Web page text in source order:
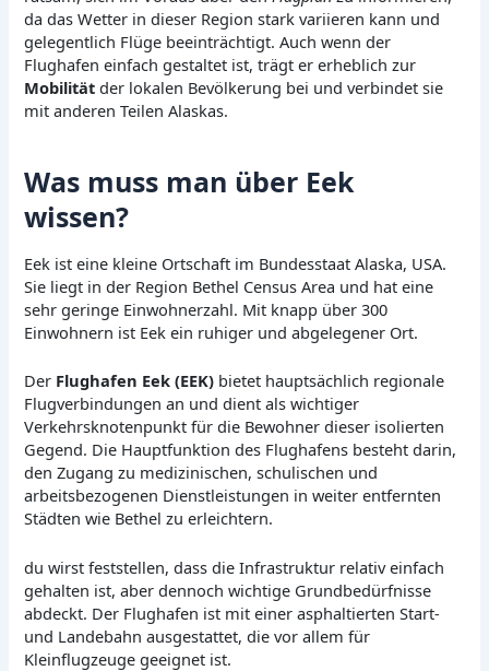
da das Wetter in dieser Region stark variieren kann und
gelegentlich Flüge beeinträchtigt. Auch wenn der
Flughafen einfach gestaltet ist, trägt er erheblich zur
Mobilität der lokalen Bevölkerung bei und verbindet sie
mit anderen Teilen Alaskas.
Was muss man über Eek
wissen?
Eek ist eine kleine Ortschaft im Bundesstaat Alaska, USA.
Sie liegt in der Region Bethel Census Area und hat eine
sehr geringe Einwohnerzahl. Mit knapp über 300
Einwohnern ist Eek ein ruhiger und abgelegener Ort.
Der Flughafen Eek (EEK) bietet hauptsächlich regionale
Flugverbindungen an und dient als wichtiger
Verkehrsknotenpunkt für die Bewohner dieser isolierten
Gegend. Die Hauptfunktion des Flughafens besteht darin,
den Zugang zu medizinischen, schulischen und
arbeitsbezogenen Dienstleistungen in weiter entfernten
Städten wie Bethel zu erleichtern.
du wirst feststellen, dass die Infrastruktur relativ einfach
gehalten ist, aber dennoch wichtige Grundbedürfnisse
abdeckt. Der Flughafen ist mit einer asphaltierten Start-
und Landebahn ausgestattet, die vor allem für
Kleinflugzeuge geeignet ist.